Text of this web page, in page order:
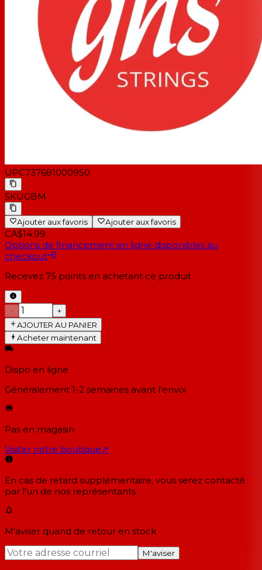
UPC737681000950
SKUGBM
Ajouter aux favoris Ajouter aux favoris
CA$14.99
Options de financement en ligne disponibles au
checkout
Recevez 75 points en achetant ce produit
−
+
AJOUTER AU PANIER
Acheter maintenant
Dispo en ligne
Généralement 1-2 semaines avant l'envoi
Pas en magasin
Visiter notre boutique↗
En cas de retard supplémentaire, vous serez contacté
par l'un de nos représentants.
M'aviser quand de retour en stock
M'aviser